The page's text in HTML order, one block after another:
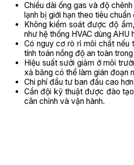
Chiều dài ống gas và độ
lạnh bị giới hạn theo tiêu chuẩn
Không kiểm soát được độ
như hệ thống HVAC dùng AHU
Có nguy cơ rò rỉ môi chất nếu
tính toán nồng độ an toàn
Hiệu suất sưởi giảm ở môi
xả băng có thể làm gián đoạn
Chi phí đầu tư ban đầu cao
Cần đội kỹ thuật được đào
cân chỉnh và vận hành.